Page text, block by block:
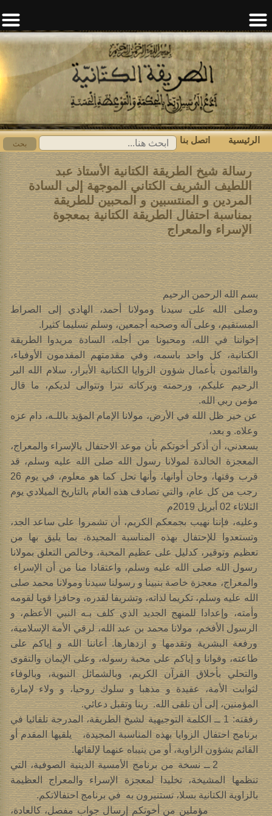
ابحث
عن:
بحث الرئيسية اتصل بنا
رسالة شيخ الطريقة الكتانية الأستاذ عبد
اللطيف الشريف الكتاني الموجهة إلى السادة
المردين و المنتسبين و المحبين للطريقة
بمناسبة احتفال الطريقة الكتانية بمعجوة
الإسراء والمعراج
بسم الله الرحمن الرحيم
وصلى الله على سيدنا ومولانا أحمد، الهادي إلى الصراط
المستقيم، وعلى آله وصحبه أجمعين، وسلم تسليما كثيرا.
إخواننا في الله، ومحبونا من أجله، السادة مريدوا الطريقة
الكتانية، كل واحد باسمه، وفي مقدمتهم المقدمون الأوفياء،
والقائمون بأعمال شؤون الزوايا الكتانية الأبرار، سلام الله البر
الرحيم عليكم، ورحمته وبركاته تترا وتتوالى لديكم، ما قال
مؤمن ربي الله.
عن خير ظل الله في الأرض، مولانا الإمام المؤيد باللـه، دام عزه
وعلاه. و بعد،
يسعدني، أن أذكر أخوتكم بأن موعد الاحتفال بالإسراء والمعراج،
المعجزة الخالدة لمولانا رسول الله صلى الله عليه وسلم، قد
قرب وقتها، وحان أوانها، وأنها تحل كما هو معلوم، في يوم 26
رجب من كل عام، والتي تصادف هذه العام بالتاريخ الميلادي يوم
الثلاثاء 02 أبريل 2019م
وعليه، فإننا نهيب بجمعكم الكريم، أن تشمروا على ساعد الجد،
وتستعدوا للإحتفال بهذه المناسبة المجيدة، بما يليق بها من
تعظيم وتوقير، كدليل على عظيم المحبة، وخالص التعلق بمولانا
رسول الله صلى الله عليه وسلم، واعتقادا منا من أن الإسراء
والمعراج، معجزة خاصة بنبينا و رسولنا سيدنا ومولانا محمد صلى
الله عليه وسلم، تكريما لذاته، وتشريفا لقدره، وحافزا قويا لقومه
وأمته، وإعدادا للمنهج الجديد الذي كلف بـه النبي الأعظم، و
الرسول الأفخم، مولانا محمد بن عبد الله، لرقي الأمة الإسلامية،
ورفعة البشرية وتقدمها و ازدهارها. أعاننا الله و إياكم على
طاعته، وقوانا و إياكم على محبة رسوله، وعلى الإيمان والتقوى
والتحلي بأخلاق القرآن الكريم، وبالشمائل النبوية، وبالوفاء
لثوابت الأمة، عقيدة و مذهبا و سلوك روحيا، و ولاء لإمارة
المؤمنين، إلى أن نلقى الله. ربنا وتقبل دعائي.
رفقته: 1 ــ الكلمة التوجيهية لشيخ الطريقة، المدرجة تلقائيا في
برنامج احتفال الزوايا بهذه المناسبة المجيدة، يلقيها المقدم أو
القائم بشؤون الزاوية، أو من ينيباه عنهما لإلقائها.
2 ــ نسخة من برنامج الأمسية الدينية الصوفية، التي
تنظمها المشيخة، تخليدا لمعجزة الإسراء والمعراج العظيمة
بالزاوية الكتانية بسلا، تستنيرون به في برنامج احتفالاتكم.
مؤملين من أخوتكم إرسال جواب مفصل، كالعادة،